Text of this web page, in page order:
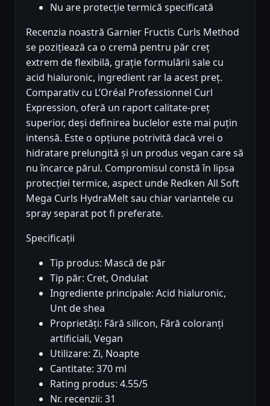
Nu are protecție termică specificată
Recenzia noastră Garnier Fructis Curls Method
se pozițiează ca o cremă pentru păr creț
extrem de flexibilă, grație formulării sale cu
acid hialuronic, ingredient rar la acest preț.
Comparativ cu L’Oréal Professionnel Curl
Expression, oferă un raport calitate-preț
superior, deși definirea buclelor este mai puțin
intensă. Este o opțiune potrivită dacă vrei o
hidratare prelungită și un produs vegan care să
nu încarce părul. Compromisul constă în lipsa
protecției termice, aspect unde Redken All Soft
Mega Curls HydraMelt sau chiar variantele cu
spray separat pot fi preferate.
Specificații
Tip produs: Mască de păr
Tip păr: Cret, Ondulat
Ingrediente principale: Acid hialuronic,
Unt de shea
Proprietăți: Fără silicon, Fără coloranți
artificiali, Vegan
Utilizare: Zi, Noapte
Cantitate: 370 ml
Rating produs: 4.55/5
Nr. recenzii: 31